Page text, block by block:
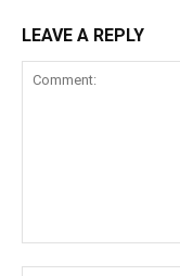
LEAVE A REPLY